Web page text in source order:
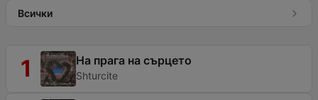
Всички
1 На прага на сърцето
Shturcite